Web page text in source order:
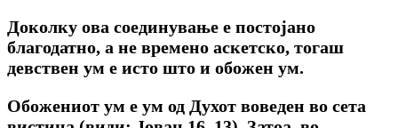
Доколку ова соединување е постојано
благодатно, а не времено аскетско, тогаш
девствен ум е исто што и обожен ум.
Обожениот ум е ум од Духот воведен во сета